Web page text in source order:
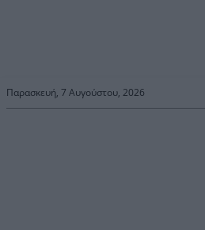
Παρασκευή, 7 Αυγούστου, 2026